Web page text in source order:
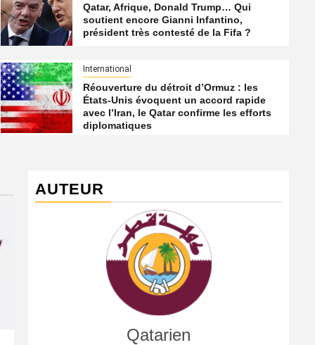
Qatar, Afrique, Donald Trump… Qui
soutient encore Gianni Infantino,
président très contesté de la Fifa ?
International
Réouverture du détroit d’Ormuz : les
États-Unis évoquent un accord rapide
avec l’Iran, le Qatar confirme les efforts
diplomatiques
AUTEUR
Qatarien